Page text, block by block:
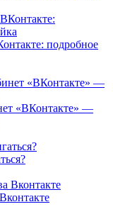
подробное
«ВКонтакте» —